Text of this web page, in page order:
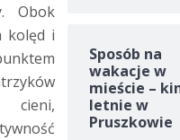
Obok
kolęd i
Sposób na
wakacje w
mieście –
letnie w
Pruszkowie